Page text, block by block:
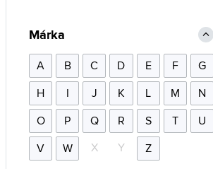
Márka
A B C D E F
G
H
I J K L M
N
O
P Q R S T
U
V
W X Y Z